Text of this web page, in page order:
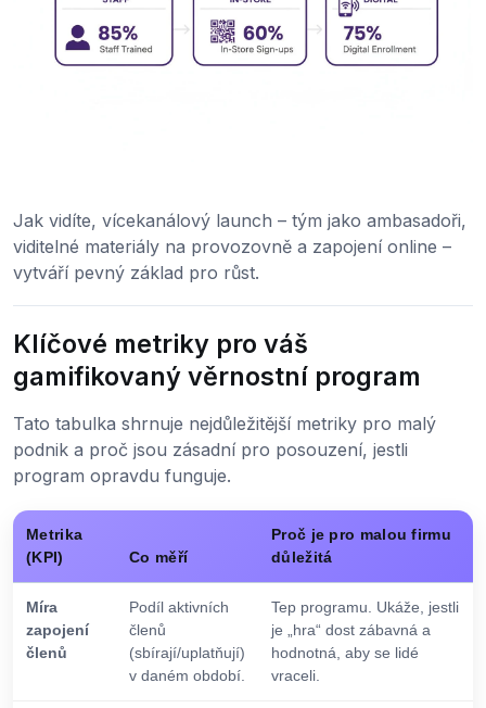
Jak vidíte, vícekanálový launch – tým jako ambasadoři,
viditelné materiály na provozovně a zapojení online –
vytváří pevný základ pro růst.
Klíčové metriky pro váš
gamifikovaný věrnostní program
Tato tabulka shrnuje nejdůležitější metriky pro malý
podnik a proč jsou zásadní pro posouzení, jestli
program opravdu funguje.
Metrika
(KPI)
Co měří
Proč je pro malou firmu
důležitá
Míra
zapojení
členů
Podíl aktivních
členů
(sbírají/uplatňují)
v daném období.
Tep programu. Ukáže, jestli
je „hra“ dost zábavná a
hodnotná, aby se lidé
vraceli.